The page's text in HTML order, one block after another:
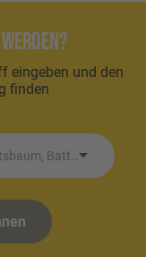
eingeben und den
finden